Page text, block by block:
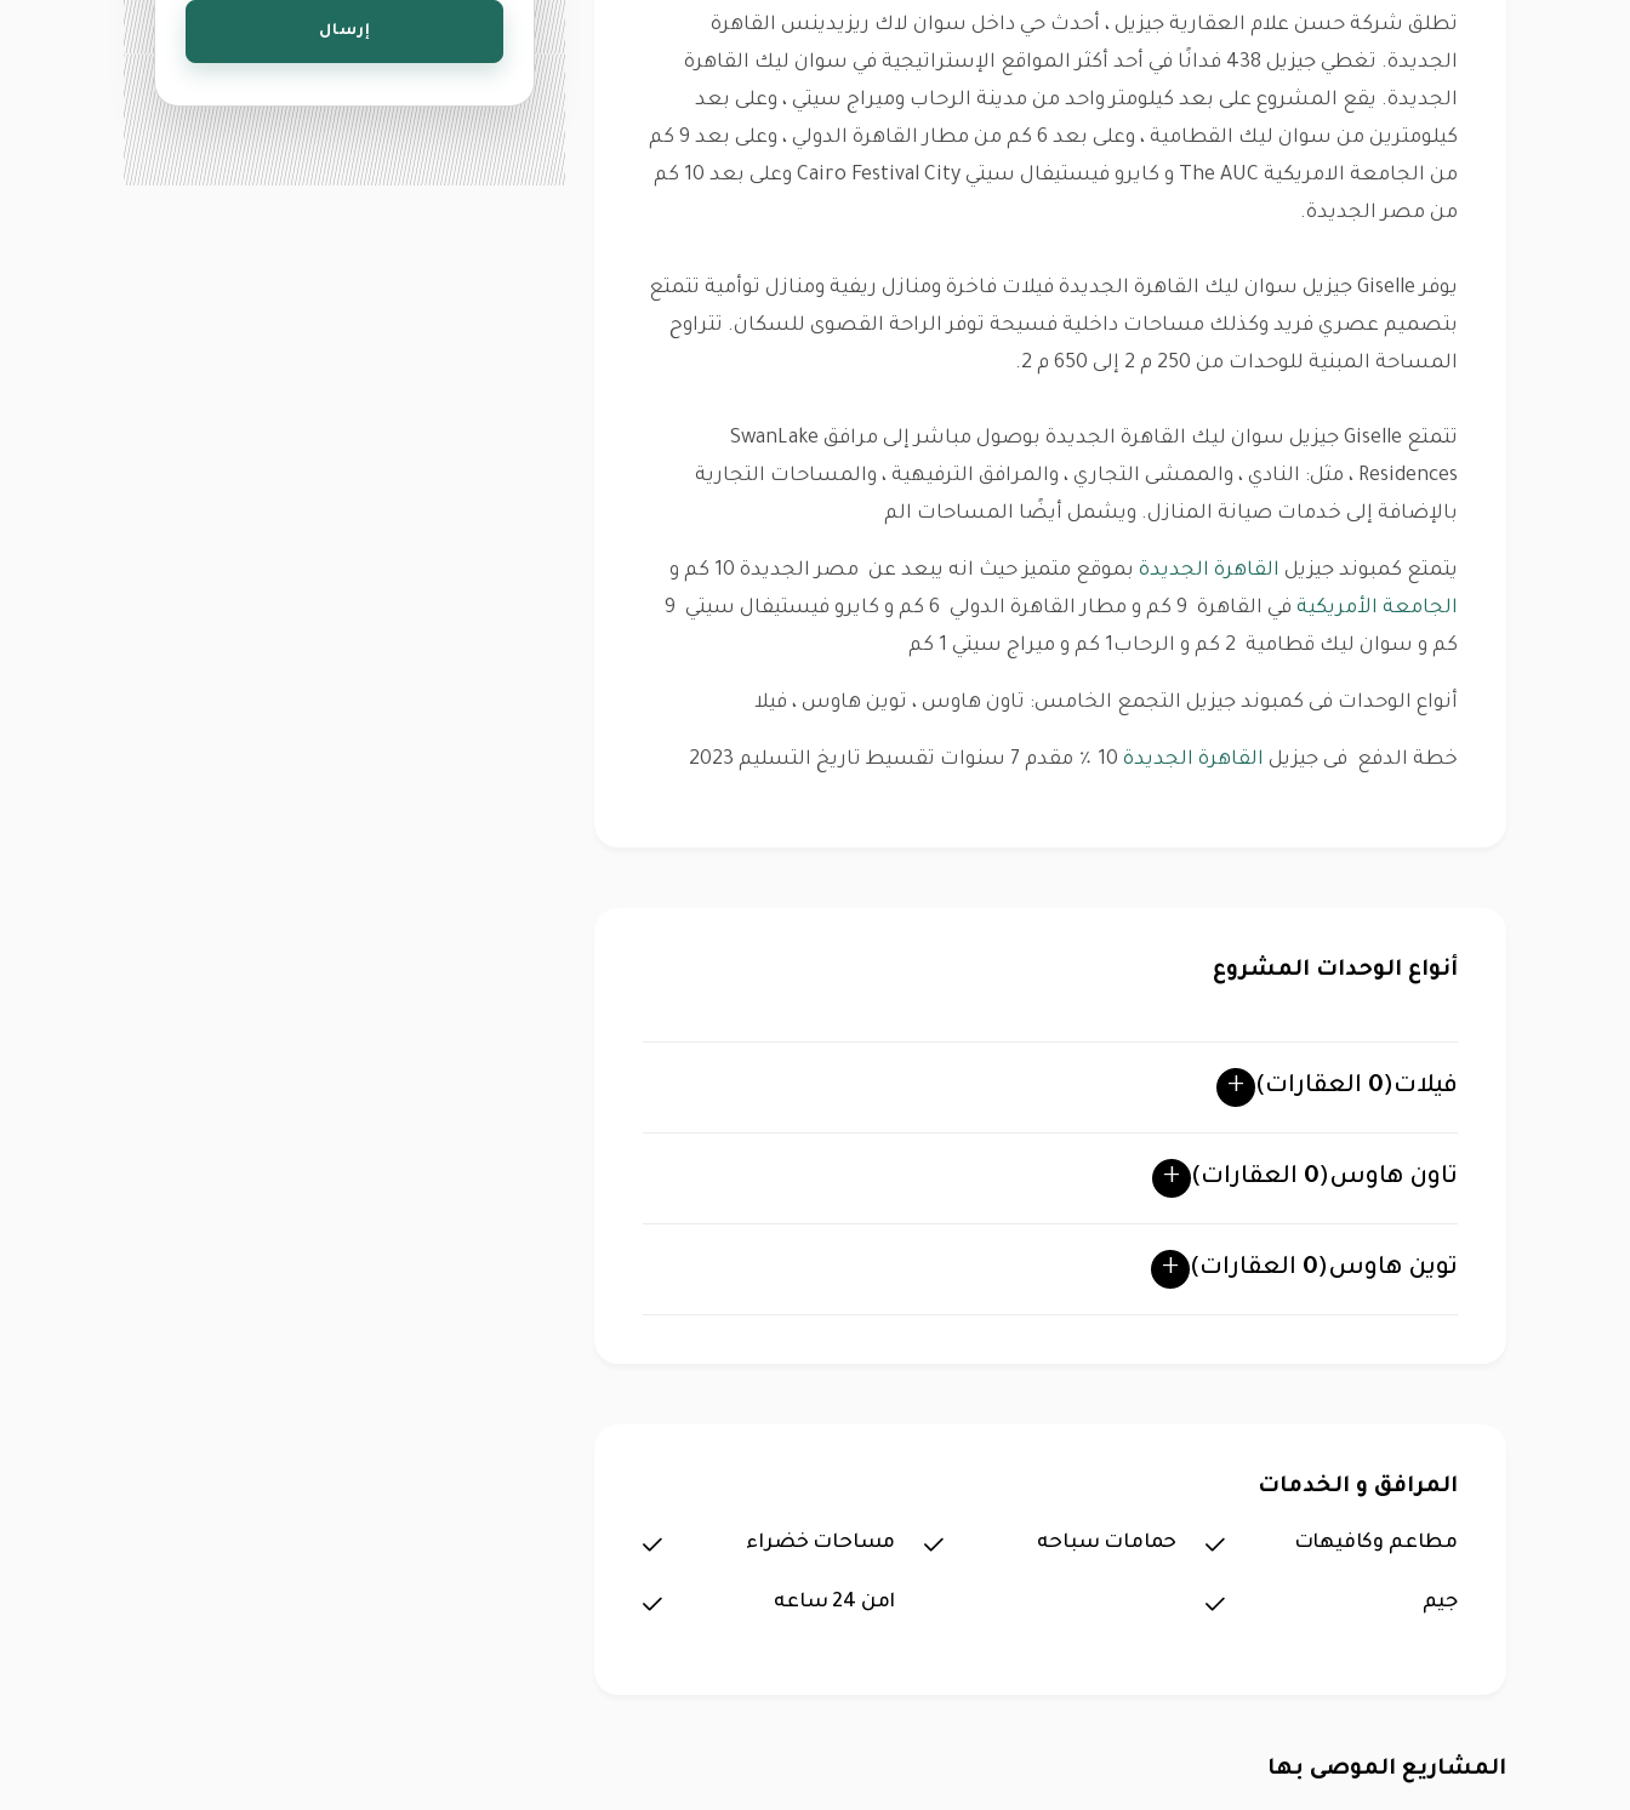
تطلق شركة حسن علام العقارية جيزيل ، أحدث حي داخل سوان لاك ريزيدينس القاهرة
الجديدة. تغطي جيزيل 438 فدانًا في أحد أكثر المواقع الإستراتيجية في سوان ليك القاهرة
الجديدة. يقع المشروع على بعد كيلومتر واحد من مدينة الرحاب وميراج سيتي ، وعلى بعد
كيلومترين من سوان ليك القطامية ، وعلى بعد 6 كم من مطار القاهرة الدولي ، وعلى بعد 9 كم
من الجامعة الامريكية The AUC و كايرو فيستيفال سيتي Cairo Festival City وعلى بعد 10 كم
من مصر الجديدة.
يوفر Giselle جيزيل سوان ليك القاهرة الجديدة فيلات فاخرة ومنازل ريفية ومنازل توأمية تتمتع
بتصميم عصري فريد وكذلك مساحات داخلية فسيحة توفر الراحة القصوى للسكان. تتراوح
المساحة المبنية للوحدات من 250 م 2 إلى 650 م 2.
تتمتع Giselle جيزيل سوان ليك القاهرة الجديدة بوصول مباشر إلى مرافق SwanLake
Residences ، مثل: النادي ، والممشى التجاري ، والمرافق الترفيهية ، والمساحات التجارية
بالإضافة إلى خدمات صيانة المنازل. ويشمل أيضًا المساحات الم
يتمتع كمبوند جيزيل القاهرة الجديدة بموقع متميز حيث انه يبعد عن مصر الجديدة 10 كم و
الجامعة الأمريكية
في القاهرة 9 كم و مطار القاهرة الدولي 6 كم و كايرو فيستيفال سيتي 9
كم و سوان ليك قطامية 2 كم و الرحاب1 كم و ميراج سيتي 1 كم
أنواع الوحدات فى كمبوند جيزيل التجمع الخامس: تاون هاوس ، توين هاوس ، فيلا
خطة الدفع فى جيزيل القاهرة الجديدة
أنواع الوحدات المشروع
فيلات(
0
تاون هاوس(
0
توين هاوس(
0
المرافق و الخدمات
مطاعم وكافيهات حمامات سباحه مساحات خضراء
جيم امن 24 ساعه
المشاريع الموصى بها
إرسال